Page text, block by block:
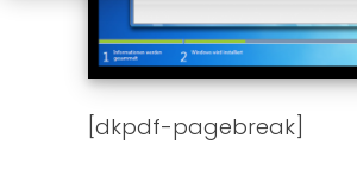
[dkpdf-pagebreak]